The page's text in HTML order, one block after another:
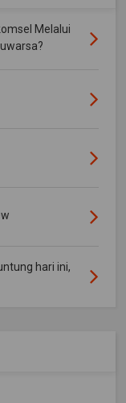
Melalui
hari ini,